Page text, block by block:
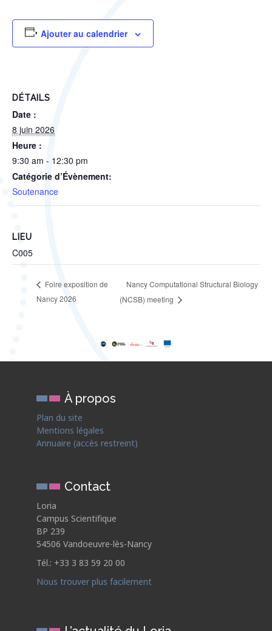
Ajouter au calendrier
DÉTAILS
Date :
8 juin 2026
Heure :
9:30 am - 12:30 pm
Catégorie d’Évènement:
Soutenance
LIEU
C005
Foire exposition de
Nancy 2026
Nancy Computational Structural Biology
(NCSB) meeting
À propos
Plan du site
Mentions légales
Annuaire (accès restreint)
Contact
Loria
Campus Scientifique
BP 239
54506 Vandoeuvre-lès-Nancy
Tél.: +33 3 83 59 20 00
Nous trouver plus facilement